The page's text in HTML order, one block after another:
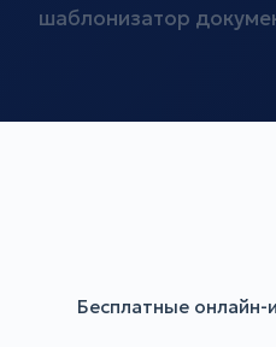
шаблонизатор
Бесплатные онлайн-